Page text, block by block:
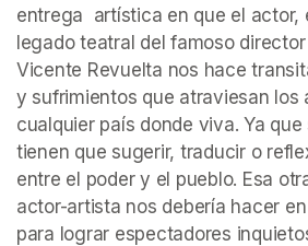
entrega  artística en que el actor,
legado teatral del famoso
Vicente Revuelta nos hace
y sufrimientos que atraviesan los
cualquier país donde viva. Ya
tienen que sugerir, traducir o
entre el poder y el pueblo. Esa
actor-artista nos debería hacer
para lograr espectadores